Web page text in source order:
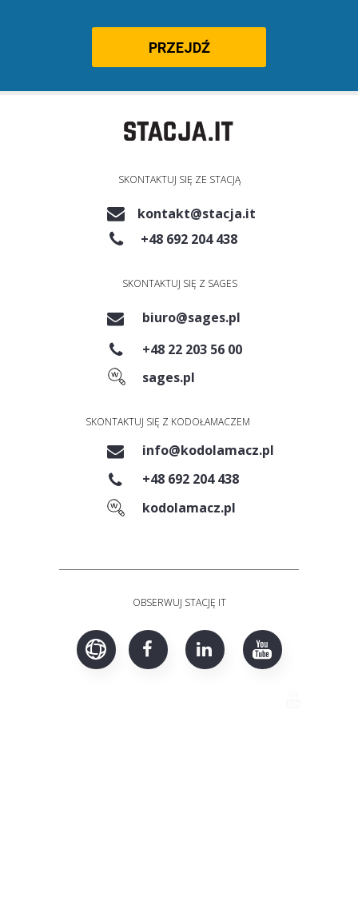
PRZEJDŹ
+48 692 204 438
kontakt@stacja.it
OBSERWUJ STACJĘ IT
SKONTAKTUJ SIĘ ZE STACJĄ
+48 22 203 56 00
biuro@sages.pl
SKONTAKTUJ SIĘ Z SAGES
sages.pl
kodolamacz.pl
+48 692 204 438
info@kodolamacz.pl
SKONTAKTUJ SIĘ Z KODOŁAMACZEM